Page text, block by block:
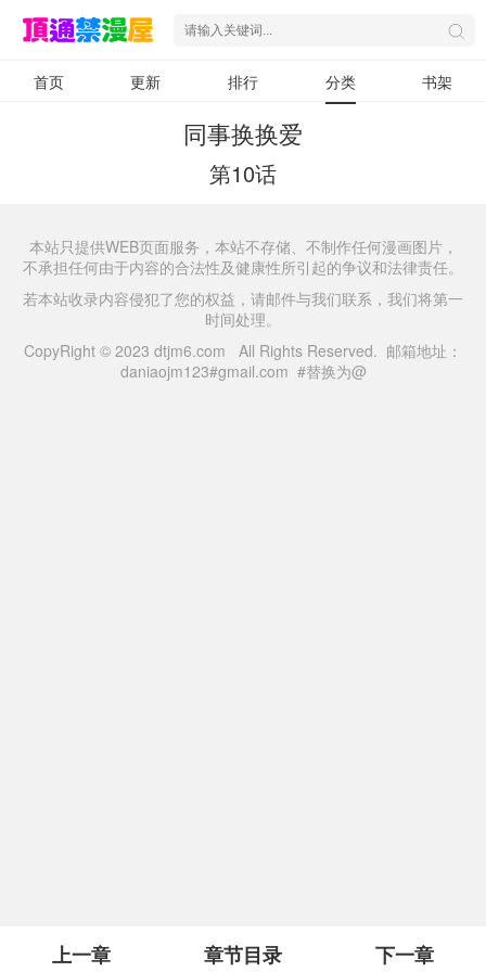
首页 更新 排行 分类 书架
同事换换爱
第10话
上一章 章节目录 下一章
本站只提供WEB页面服务，本站不存储、不制作任何漫画图片，
不承担任何由于内容的合法性及健康性所引起的争议和法律责任。
若本站收录内容侵犯了您的权益，请邮件与我们联系，我们将第一
时间处理。
CopyRight © 2023 dtjm6.com All Rights Reserved. 邮箱地址：
daniaojm123#gmail.com #替换为@